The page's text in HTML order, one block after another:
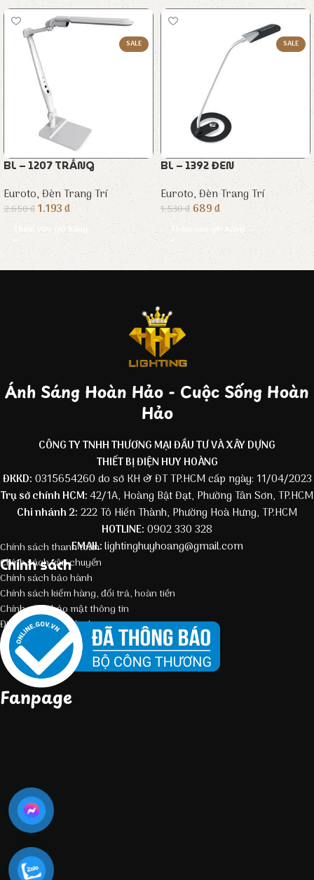
SALE
BL – 1207 TRẮNG
Euroto,Đèn Trang Trí
2.650₫1.193₫
Thêm vào giỏ hàng
SALE
BL – 1392 ĐEN
Euroto,Đèn Trang Trí
1.530₫ 689₫
Thêm vào giỏ hàng
Ánh Sáng Hoàn Hảo - Cuộc Sống Hoàn
Hảo
CÔNG TY TNHH THƯƠNG MẠI ĐẦU TƯ VÀ XÂY DỰNG
THIẾT BỊ ĐIỆN HUY HOÀNG
ĐKKD: 0315654260 do sở KH & ĐT TP.HCM cấp ngày: 11/04/2023
Trụ sở chính HCM:42/1A, Hoàng Bật Đạt, Phường Tân Sơn, TP.HCM
Chi nhánh 2: 222 Tô Hiến Thành, Phường Hoà Hưng, TP.HCM
HOTLINE: 0902 330 328
EMAIL:lightinghuyhoang@gmail.com
Chính sách
Chính sách thanh toán
Chính sách vận chuyển
Chính sách bảo hành
Chính sách kiểm hàng, đổi trả, hoàn tiền
Chính sách bảo mật thông tin
Điều kiện giao dịch chung
Fanpage